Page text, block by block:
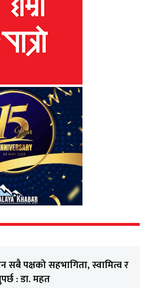
पक्षको सहभागिता, स्वामित्व र
: डा. महत